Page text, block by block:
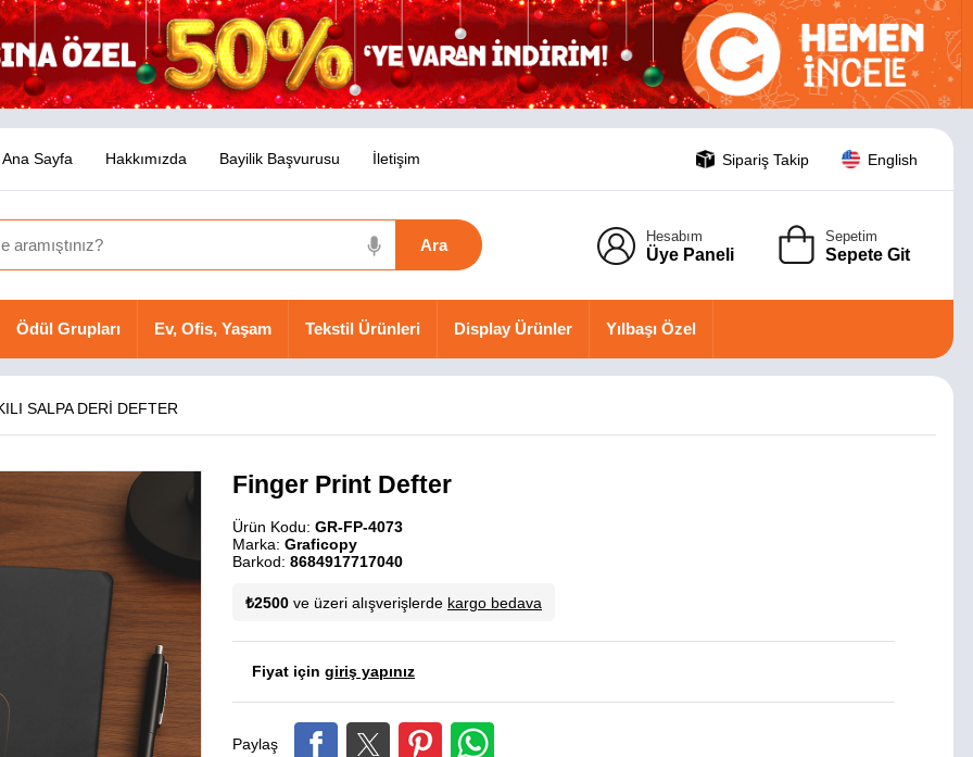
Ana Sayfa Hakkımızda Bayilik Başvurusu İletişim Sipariş Takip English
Hesabım
Üye Paneli
Sepetim
Sepete Git
Ödül Grupları Ev, Ofis, Yaşam Tekstil Ürünleri Display Ürünler Yılbaşı Özel
SALPA DERİ DEFTER
Finger Print Defter
Ürün Kodu: GR-FP-4073
Marka: Graficopy
Barkod: 8684917717040
₺2500 ve üzeri alışverişlerde kargo bedava
Fiyat için giriş yapınız
Paylaş